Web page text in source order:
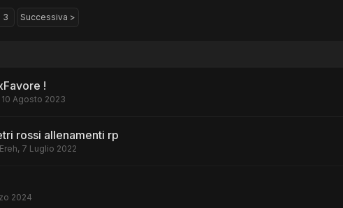
3 Successiva >
!
10 Agosto 2023
rossi allenamenti rp
, 7 Luglio 2022
2024